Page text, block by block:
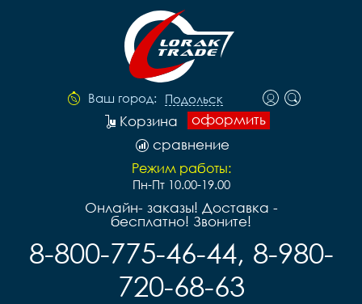
Ваш город: Подольск
оформить
Корзина
сравнение
Режим работы:
Пн-Пт 10.00-19.00
Онлайн- заказы! Доставка -
бесплатно! Звоните!
8-800-775-46-44, 8-980-
720-68-63